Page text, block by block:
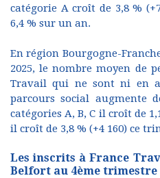
catégorie A croît de 3,8 %
6,4 % sur un an.
En région Bourgogne-
2025, le nombre moyen de
Travail qui ne sont ni en
parcours social augmente
catégories A, B, C il croît de
il croît de 3,8 % (+4 160) ce
Les inscrits à France
Belfort au 4ème trimestre